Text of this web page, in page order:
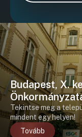
Budapest, X.
Tekintse meg a
mindent egy helyen!
Tovább